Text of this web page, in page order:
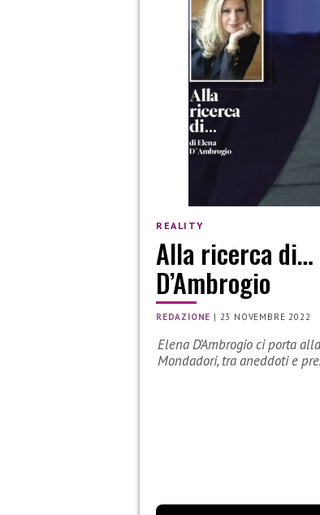
REALITY
Alla ricerca di…
D’Ambrogio
REDAZIONE | 23 NOVEMBRE 2022
Elena D’Ambrogio ci porta
Mondadori, tra aneddoti e